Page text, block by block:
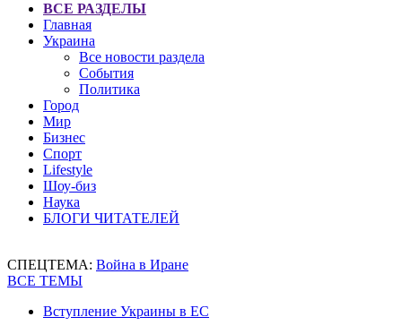
ВСЕ РАЗДЕЛЫ
Главная
Украина
Все новости раздела
События
Политика
Город
Мир
Бизнес
Спорт
Lifestyle
Шоу-биз
Наука
БЛОГИ ЧИТАТЕЛЕЙ
СПЕЦТЕМА: Война в Иране
ВСЕ ТЕМЫ
Вступление Украины в ЕС